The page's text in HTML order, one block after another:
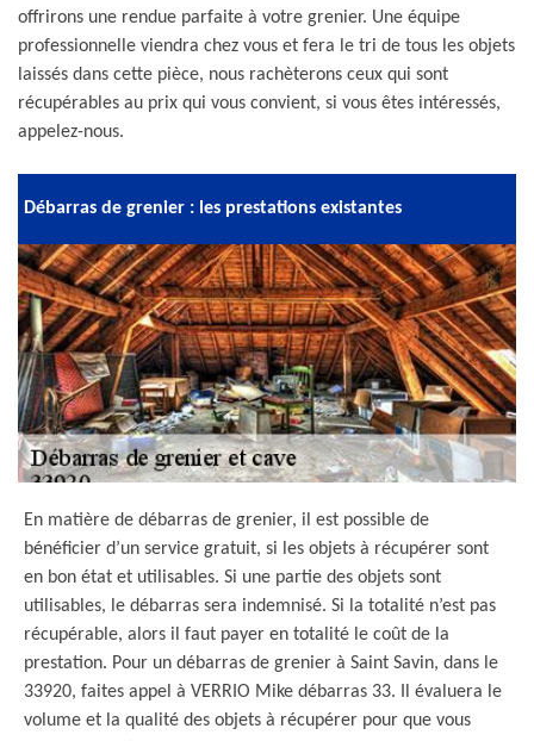
offrirons une rendue parfaite à votre grenier. Une équipe
professionnelle viendra chez vous et fera le tri de tous les objets
laissés dans cette pièce, nous rachèterons ceux qui sont
récupérables au prix qui vous convient, si vous êtes intéressés,
appelez-nous.
Débarras de grenier : les prestations existantes
En matière de débarras de grenier, il est possible de
bénéficier d’un service gratuit, si les objets à récupérer sont
en bon état et utilisables. Si une partie des objets sont
utilisables, le débarras sera indemnisé. Si la totalité n’est pas
récupérable, alors il faut payer en totalité le coût de la
prestation. Pour un débarras de grenier à Saint Savin, dans le
33920, faites appel à VERRIO Mike débarras 33. Il évaluera le
volume et la qualité des objets à récupérer pour que vous